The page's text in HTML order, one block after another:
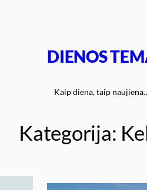
DIENOS
Kaip diena, taip
Kategorija: